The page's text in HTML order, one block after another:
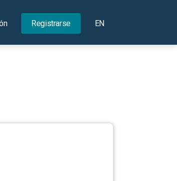
Registrarse EN